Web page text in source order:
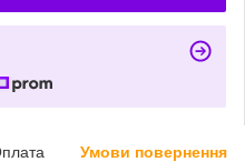
Умови повернення